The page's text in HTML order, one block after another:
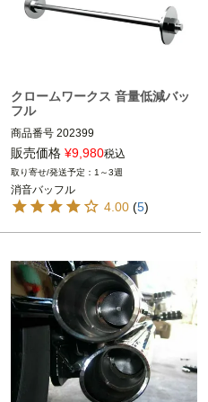
クロームワークス 音量低減バッ
フル
商品番号 202399
メーカー型番：202399,D型番：1861-
0806
3インチ HP-Plusマフラー
Khrome Werks（クローム ワークス）
販売価格 ¥9,980税込
1～3週
消音バッフル
4.00 (5)